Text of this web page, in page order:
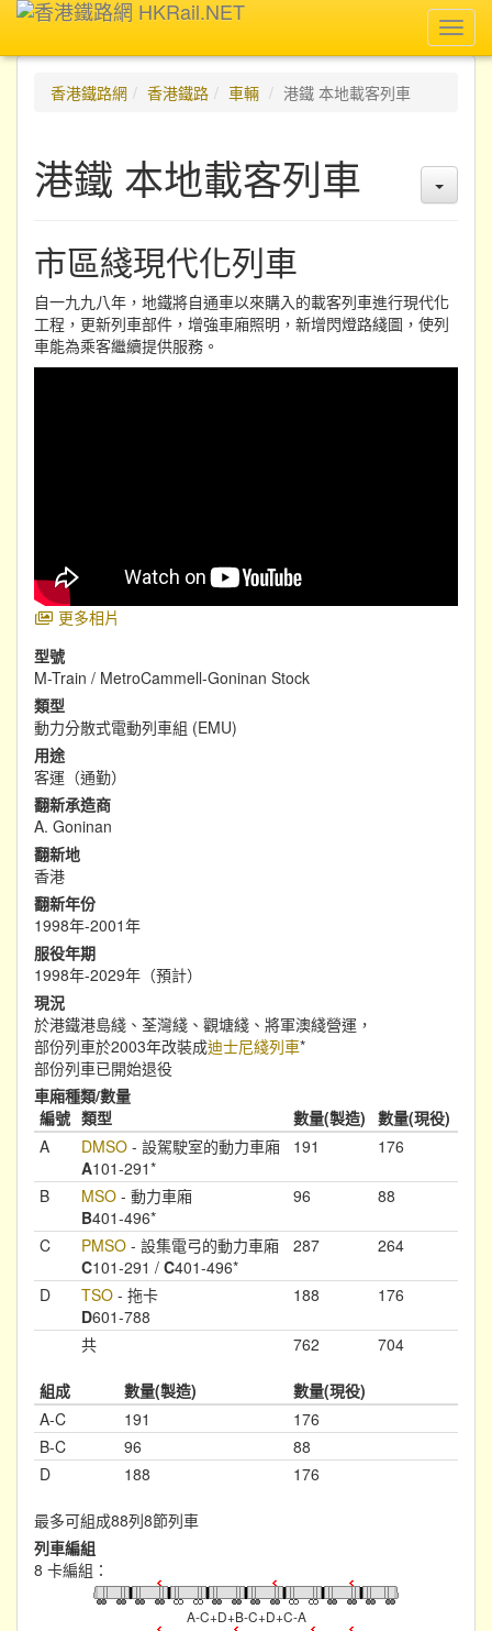
香港鐵路網
香港鐵路 車輛 港鐵 本地載客列車
港鐵 本地載客列車
市區綫現代化列車
自一九九八年，地鐵將自通車以來購入的載客列車進行現代化
工程，更新列車部件，增強車廂照明，新增閃燈路綫圖，使列
車能為乘客繼續提供服務。
更多相片
型號
M-Train / MetroCammell-Goninan Stock
類型
動力分散式電動列車組 (EMU)
用途
客運（通勤）
翻新承造商
A. Goninan
翻新地
香港
翻新年份
1998年-2001年
服役年期
1998年-2029年（預計）
現況
於港鐵港島綫、荃灣綫、觀塘綫、將軍澳綫營運，
部份列車於2003年改裝成迪士尼綫列車*
部份列車已開始退役
車廂種類/數量
編號 類型 數量(製造) 數量(現役)
A
DMSO - 設駕駛室的動力車廂
A101-291*
191 176
B MSO - 動力車廂
B401-496*
96 88
C PMSO - 設集電弓的動力車廂
C101-291 / C401-496*
287 264
D TSO - 拖卡
D601-788
188 176
共 762 704
組成 數量(製造)
數量(現役)
A-C
191
176
B-C
96
88
D
188 176
最多可組成88列8節列車
列車編組
8 卡編組：
A-C+D+B-C+D+C-A